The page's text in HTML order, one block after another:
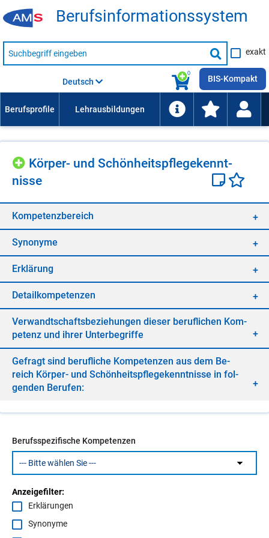
Be­rufs­in­for­ma­ti­ons­sys­tem
Suche
nach
Suche
starten
exakt
0
Deutsch BIS-Kompakt
Kör­per- und Schön­heits­pfle­ge­kennt­
nis­se
Kom­pe­tenz­be­reich
Syn­ony­me
Er­klä­rung
De­tail­kom­pe­ten­zen
Ver­wandt­schafts­be­zie­hun­gen die­ser be­ruf­li­chen Kom­
pe­tenz und ih­rer Un­ter­be­grif­fe
Ge­fragt sind be­ruf­li­che Kom­pe­ten­zen aus dem Be­
reich Kör­per- und Schön­heits­pfle­ge­kennt­nis­se in fol­
gen­den Be­ru­fen:
Berufsspezifische Kompetenzen
Anzeigefilter:
Erklärungen
Synonyme